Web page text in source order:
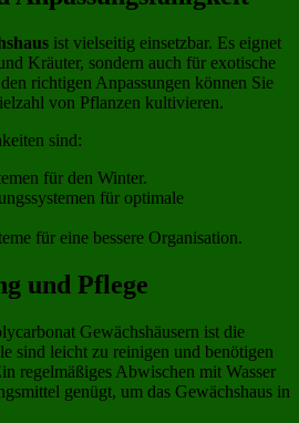
ist vielseitig einsetzbar. Es eignet
Kräuter, sondern auch für exotische
richtigen Anpassungen können Sie
von Pflanzen kultivieren.
sind:
für den Winter.
für optimale
für eine bessere Organisation.
und Pflege
Gewächshäusern ist die
sind leicht zu reinigen und benötigen
regelmäßiges Abwischen mit Wasser
genügt, um das Gewächshaus in